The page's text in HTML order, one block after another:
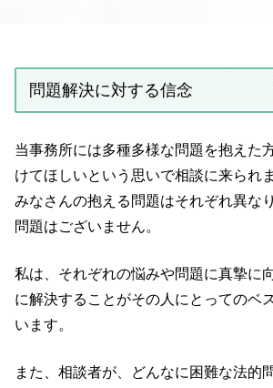
問題解決に対する信念
当事務所には多種多様な問題を抱えた
けてほしいという思いで相談に来られま
みなさんの抱える問題はそれぞれ異な
問題はございません。
私は、それぞれの悩みや問題に真摯に
に解決することがその人にとってのベ
います。
また、相談者が、どんなに困難な法的